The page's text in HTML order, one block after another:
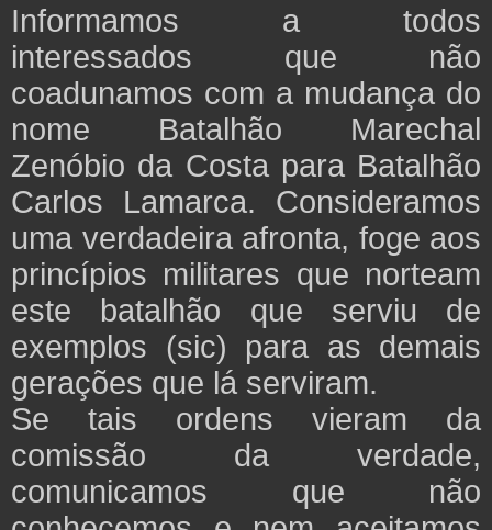
Informamos a todos
interessados que não
coadunamos com a mudança do
nome Batalhão Marechal
Zenóbio da Costa para Batalhão
Carlos Lamarca. Consideramos
uma verdadeira afronta, foge aos
princípios militares que norteam
este batalhão que serviu de
exemplos (sic) para as demais
gerações que lá serviram.
Se tais ordens vieram da
comissão da verdade,
comunicamos que não